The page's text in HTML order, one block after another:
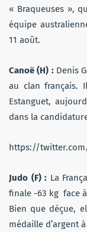
« Braqueuses »,
équipe
11 août.
Canoë (H) : Denis
au clan français.
Estanguet,
dans la
https://twitter.com/
Judo (F) : La
finale -63 kg face
Bien que déçue,
médaille d’argent